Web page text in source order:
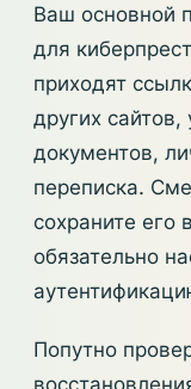
Ваш основной
для
приходят
других
документов,
переписка.
сохраните
обязательно
Попутно